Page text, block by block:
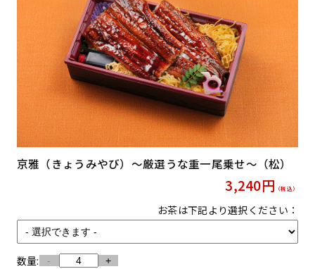
京雅（きょうみやび）〜厳選うな重一尾乗せ〜（松）
3,240円 （税込）
お茶は下記より選択ください：
数量: - +